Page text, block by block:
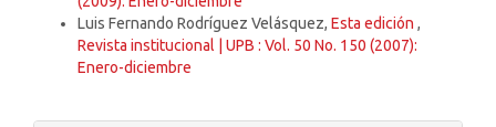
Luis Fernando Rodríguez Velásquez, Esta edición ,
Revista institucional | UPB : Vol. 50 No. 150 (2007):
Enero-diciembre